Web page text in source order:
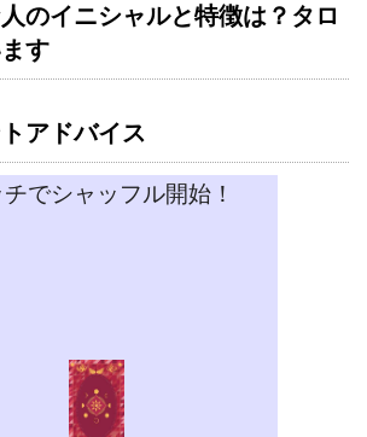
のイニシャルと特徴は？タロ
す
アドバイス
チでシャッフル開始！